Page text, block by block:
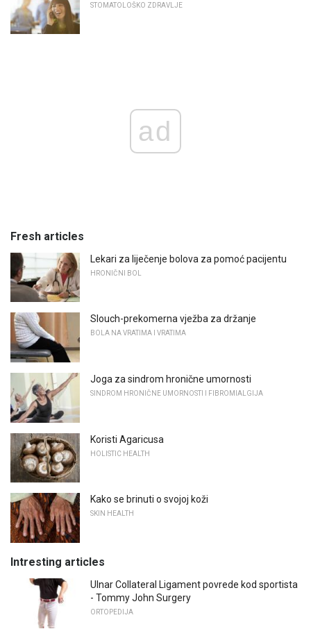
STOMATOLOŠKO ZDRAVLJE
ad
Fresh articles
Lekari za liječenje bolova za pomoć pacijentu
HRONIČNI BOL
Slouch-prekomerna vježba za držanje
BOLA NA VRATIMA I VRATIMA
Joga za sindrom hronične umornosti
SINDROM HRONIČNE UMORNOSTI I FIBROMIALGIJA
Koristi Agaricusa
HOLISTIC HEALTH
Kako se brinuti o svojoj koži
SKIN HEALTH
Intresting articles
Ulnar Collateral Ligament povrede kod sportista
- Tommy John Surgery
ORTOPEDIJA